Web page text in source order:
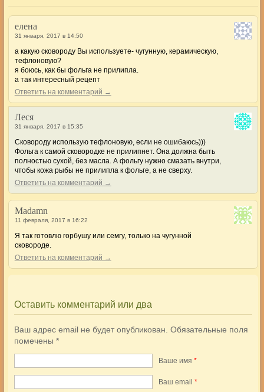
елена
31 января, 2017 в 14:50
а какую сковороду Вы используете- чугунную, керамическую,
тефлоновую?
я боюсь, как бы фольга не прилипла.
а так интересный рецепт
Ответить на комментарий →
Леся
31 января, 2017 в 15:35
Сковороду использую тефлоновую, если не ошибаюсь)))
Фольга к самой сковородке не прилипнет. Она должна быть
полностью сухой, без масла. А фольгу нужно смазать внутри,
чтобы кожа рыбы не прилипла к фольге, а не сверху.
Ответить на комментарий →
Madamn
11 февраля, 2017 в 16:22
Я так готовлю горбушу или семгу, только на чугунной
сковороде.
Ответить на комментарий →
Оставить комментарий или два
Ваш адрес email не будет опубликован. Обязательные поля
помечены *
Ваше имя *
Ваш еmail *